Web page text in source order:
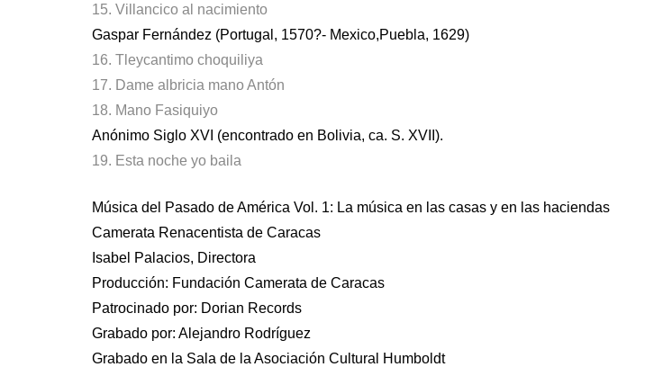
15. Villancico al nacimiento
Gaspar Fernández (Portugal, 1570?- Mexico,Puebla, 1629)
16. Tleycantimo choquiliya
17. Dame albricia mano Antón
18. Mano Fasiquiyo
Anónimo Siglo XVI (encontrado en Bolivia, ca. S. XVII).
19. Esta noche yo baila
Música del Pasado de América Vol. 1: La música en las casas y en las haciendas
Camerata Renacentista de Caracas
Isabel Palacios, Directora
Producción: Fundación Camerata de Caracas
Patrocinado por: Dorian Records
Grabado por: Alejandro Rodríguez
Grabado en la Sala de la Asociación Cultural Humboldt